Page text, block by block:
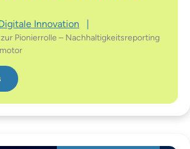
Innovation
Pionierrolle – Nachhaltigkeitsreporting